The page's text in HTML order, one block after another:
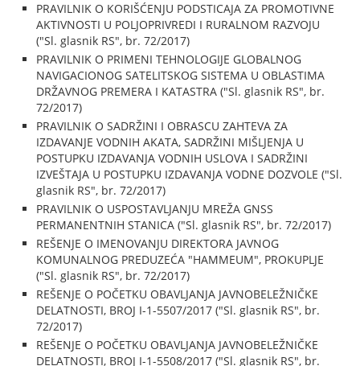
PRAVILNIK O KORIŠĆENJU PODSTICAJA ZA PROMOTIVNE
AKTIVNOSTI U POLJOPRIVREDI I RURALNOM RAZVOJU
("Sl. glasnik RS", br. 72/2017)
PRAVILNIK O PRIMENI TEHNOLOGIJE GLOBALNOG
NAVIGACIONOG SATELITSKOG SISTEMA U OBLASTIMA
DRŽAVNOG PREMERA I KATASTRA ("Sl. glasnik RS", br.
72/2017)
PRAVILNIK O SADRŽINI I OBRASCU ZAHTEVA ZA
IZDAVANJE VODNIH AKATA, SADRŽINI MIŠLJENJA U
POSTUPKU IZDAVANJA VODNIH USLOVA I SADRŽINI
IZVEŠTAJA U POSTUPKU IZDAVANJA VODNE DOZVOLE ("Sl.
glasnik RS", br. 72/2017)
PRAVILNIK O USPOSTAVLJANJU MREŽA GNSS
PERMANENTNIH STANICA ("Sl. glasnik RS", br. 72/2017)
REŠENJE O IMENOVANJU DIREKTORA JAVNOG
KOMUNALNOG PREDUZEĆA "HAMMEUM", PROKUPLJE
("Sl. glasnik RS", br. 72/2017)
REŠENJE O POČETKU OBAVLJANJA JAVNOBELEŽNIČKE
DELATNOSTI, BROJ I-1-5507/2017 ("Sl. glasnik RS", br.
72/2017)
REŠENJE O POČETKU OBAVLJANJA JAVNOBELEŽNIČKE
DELATNOSTI, BROJ I-1-5508/2017 ("Sl. glasnik RS", br.